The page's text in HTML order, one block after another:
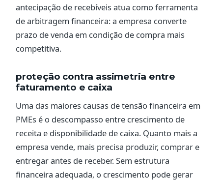
antecipação de recebíveis atua como ferramenta
de arbitragem financeira: a empresa converte
prazo de venda em condição de compra mais
competitiva.
proteção contra assimetria entre
faturamento e caixa
Uma das maiores causas de tensão financeira em
PMEs é o descompasso entre crescimento de
receita e disponibilidade de caixa. Quanto mais a
empresa vende, mais precisa produzir, comprar e
entregar antes de receber. Sem estrutura
financeira adequada, o crescimento pode gerar